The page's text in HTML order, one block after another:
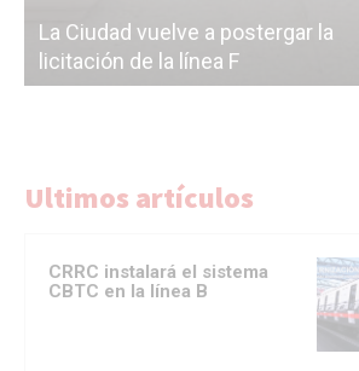
La Ciudad vuelve a postergar la
licitación de la línea F
Ultimos artículos
CRRC instalará el sistema
CBTC en la línea B